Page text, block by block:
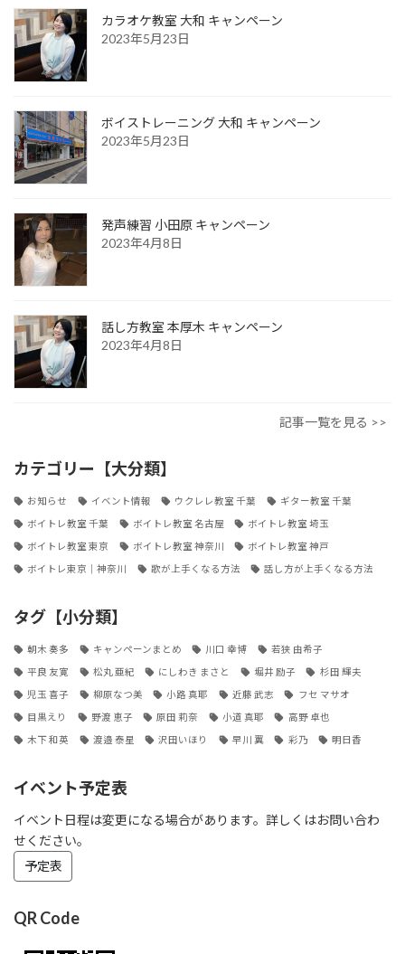
カラオケ教室 大和 キャンペーン
2023年5月23日
ボイストレーニング 大和 キャンペーン
2023年5月23日
発声練習 小田原 キャンペーン
2023年4月8日
話し方教室 本厚木 キャンペーン
2023年4月8日
記事一覧を見る >>
カテゴリー【大分類】
お知らせ イベント情報 ウクレレ教室 千葉 ギター教室 千葉
ボイトレ教室 千葉 ボイトレ教室 名古屋 ボイトレ教室 埼玉
ボイトレ教室 東京 ボイトレ教室 神奈川 ボイトレ教室 神戸
ボイトレ東京｜神奈川 歌が上手くなる方法 話し方が上手くなる方法
タグ【小分類】
朝木 奏多 キャンペーンまとめ 川口 幸博 若狭 由希子
平良 友寛 松丸 亜紀 にしわき まさと 堀井 励子 杉田 輝夫
児玉 喜子 柳原なつ美 小路 真耶 近藤 武志 フセ マサオ
目黒えり 野渡 恵子 原田 莉奈 小道 真耶 高野 卓也
木下 和英 渡邉 泰星 沢田いほり 早川 翼 彩乃 明日香
イベント予定表
イベント日程は変更になる場合があります。詳しくはお問い合わ
せください。
予定表
QR Code